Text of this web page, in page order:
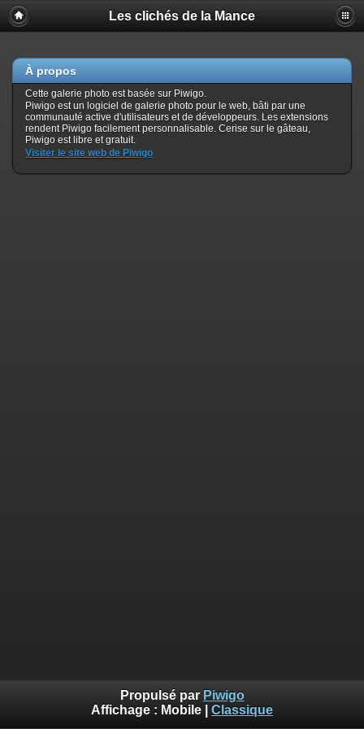
Les clichés de la Mance
À propos
Cette galerie photo est basée sur Piwigo.
Piwigo est un logiciel de galerie photo pour le web, bâti par une
communauté active d'utilisateurs et de développeurs. Les extensions
rendent Piwigo facilement personnalisable. Cerise sur le gâteau,
Piwigo est libre et gratuit.
Visiter le site web de Piwigo
Propulsé par Piwigo
Affichage : Mobile Classique